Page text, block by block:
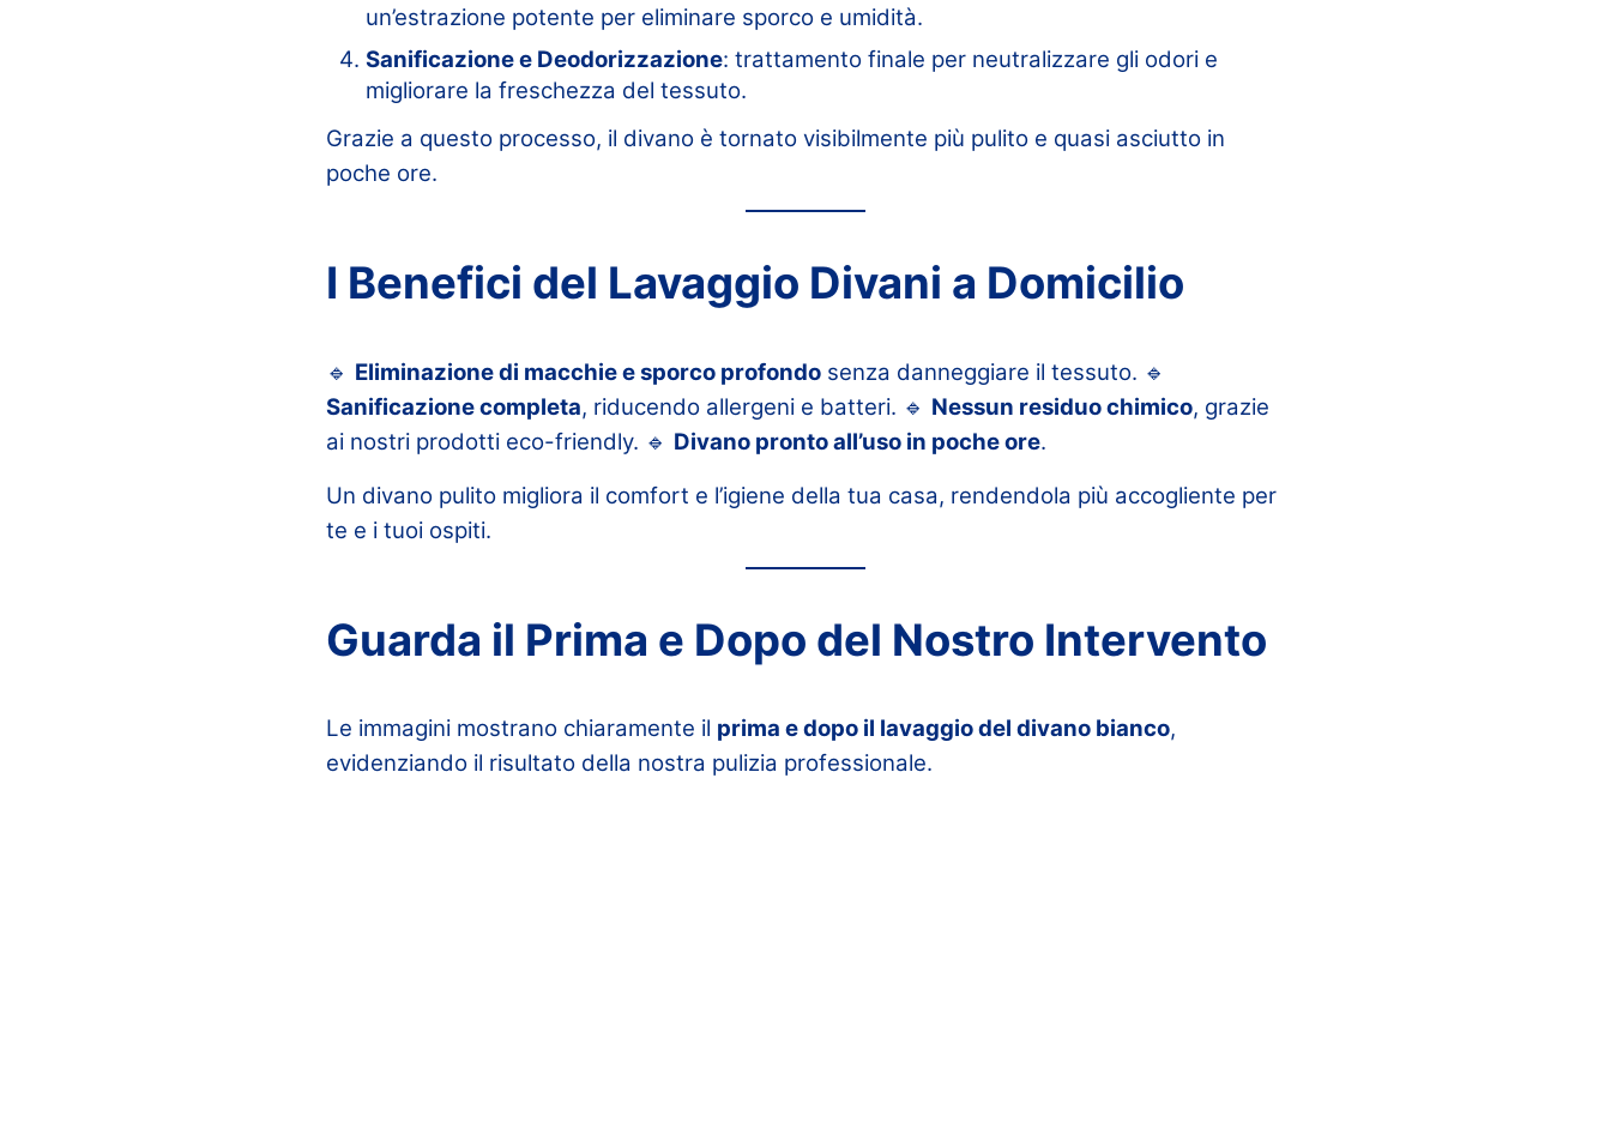
un’estrazione potente per eliminare sporco e umidità.
Sanificazione e Deodorizzazione: trattamento finale per neutralizzare gli odori e
migliorare la freschezza del tessuto.
Grazie a questo processo, il divano è tornato visibilmente più pulito e quasi asciutto in
poche ore.
I Benefici del Lavaggio Divani a Domicilio
🔹 Eliminazione di macchie e sporco profondo senza danneggiare il tessuto. 🔹
Sanificazione completa, riducendo allergeni e batteri. 🔹 Nessun residuo chimico, grazie
ai nostri prodotti eco-friendly. 🔹 Divano pronto all’uso in poche ore.
Un divano pulito migliora il comfort e l’igiene della tua casa, rendendola più accogliente per
te e i tuoi ospiti.
Guarda il Prima e Dopo del Nostro Intervento
Le immagini mostrano chiaramente il prima e dopo il lavaggio del divano bianco,
evidenziando il risultato della nostra pulizia professionale.